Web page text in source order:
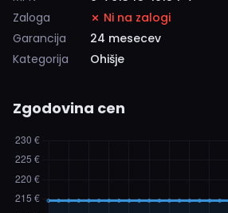
Zaloga
Ni na zalogi
Garancija
24 mesecev
Kategorija
Ohišje
Zgodovina cen